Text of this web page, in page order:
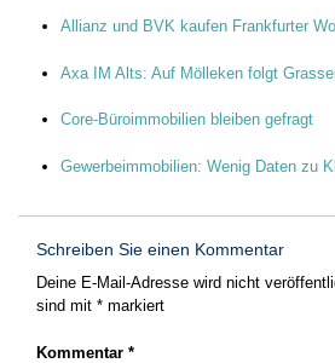
Allianz und BVK kaufen Frankfurter
Axa IM Alts: Auf Mölleken folgt
Core-Büroimmobilien bleiben gefragt
Gewerbeimmobilien: Wenig Daten zu
Schreiben Sie einen Kommentar
Deine E-Mail-Adresse wird nicht
sind mit * markiert
Kommentar *